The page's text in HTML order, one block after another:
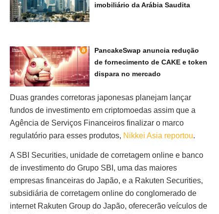
imobiliário da Arábia Saudita
PancakeSwap anuncia redução
de fornecimento de CAKE e token
dispara no mercado
Duas grandes corretoras japonesas planejam lançar
fundos de investimento em criptomoedas assim que a
Agência de Serviços Financeiros finalizar o marco
regulatório para esses produtos, Nikkei Asia reportou.
A SBI Securities, unidade de corretagem online e banco
de investimento do Grupo SBI, uma das maiores
empresas financeiras do Japão, e a Rakuten Securities,
subsidiária de corretagem online do conglomerado de
internet Rakuten Group do Japão, oferecerão veículos de